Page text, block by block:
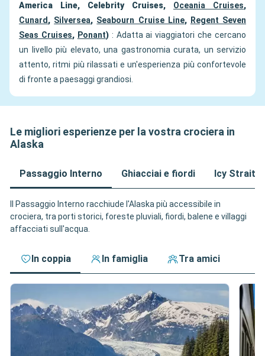
America Line, Celebrity Cruises, Oceania Cruises,
Cunard, Silversea, Seabourn Cruise Line, Regent Seven
Seas Cruises, Ponant): Adatta ai viaggiatori che cercano
un livello più elevato, una gastronomia curata, un servizio
attento, ritmi più rilassati e un'esperienza più confortevole
di fronte a paesaggi grandiosi.
Le migliori esperienze per la vostra crociera in
Alaska
Passaggio Interno Ghiacciai e fiordi Icy Strait,
Il Passaggio Interno racchiude l'Alaska più accessibile in
crociera, tra porti storici, foreste pluviali, fiordi, balene e villaggi
affacciati sull'acqua.
In coppia In famiglia Tra amici